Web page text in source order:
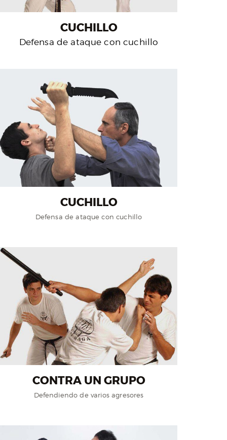
CUCHILLO
Defensa de ataque con cuchillo
CUCHILLO
Defensa de ataque con cuchillo
CONTRA UN GRUPO
Defendiendo de varios agresores